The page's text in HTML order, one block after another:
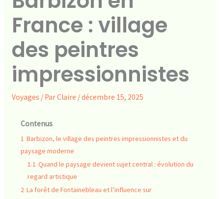
France : village
des peintres
impressionnistes
Voyages / ParClaire /décembre 15, 2025
Contenus
1 Barbizon, le village des peintres impressionnistes et du
paysage moderne
1.1 Quand le paysage devient sujet central : évolution du
regard artistique
2 La forêt de Fontainebleau et l’influence sur